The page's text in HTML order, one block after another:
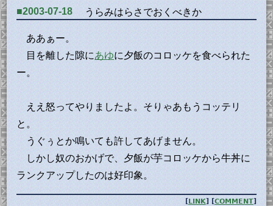
■2003-07-18 うらみはらさでおくべきか
ああぁー。
目を離した隙にあゆに夕飯のコロッケを食べられた
ー。
ええ怒ってやりましたよ。そりゃあもうコッテリ
と。
うぐぅとか鳴いても許してあげません。
しかし奴のおかげで、夕飯が芋コロッケから牛丼に
ランクアップしたのは好印象。
[LINK] [COMMENT]